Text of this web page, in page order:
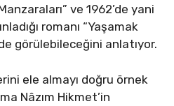
ve 1962’de yani
romanı “Yaşamak
görülebileceğini anlatıyor.
ele almayı doğru örnek
Nâzım Hikmet’in